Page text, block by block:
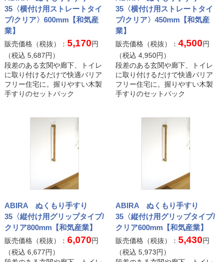
35〈横付け用ストレートタイ
プ/クリア〉600mm【和気産
業】
販売価格（税抜）： 5,170円
（税込 5,687円）
段差のある玄関や廊下、トイレ
に取り付けるだけで快適バリア
フリー住宅に。握りやすい木製
手すりのセットパック
35〈横付け用ストレートタイ
プ/クリア〉450mm【和気産
業】
販売価格（税抜）：4,500円
（税込4,950円）
段差のある玄関や廊下、トイレ
に取り付けるだけで快適バリア
フリー住宅に。握りやすい木製
手すりのセットパック
ABIRA ぬくもり手すり
35〈縦付け用グリップタイプ/
クリア800mm【和気産業】
販売価格（税抜）： 6,070円
（税込 6,677円）
ABIRA ぬくもり手すり
35〈縦付け用グリップタイプ/
クリア600mm【和気産業】
販売価格（税抜）：5,430円
（税込5,973円）